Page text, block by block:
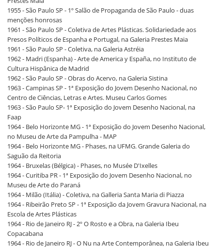
1955 - São Paulo SP - 1º Salão de Propaganda de São Paulo - duas
menções honrosas
1961 - São Paulo SP - Coletiva de Artes Plásticas. Solidariedade aos
Presos Políticos de Espanha e Portugal, na Galeria Prestes Maia
1961 - São Paulo SP - Coletiva, na Galeria Astréia
1962 - Madri (Espanha) - Arte de America y España, no Instituto de
Cultura Hispânica de Madrid
1962 - São Paulo SP - Obras do Acervo, na Galeria Sistina
1963 - Campinas SP - 1ª Exposição do Jovem Desenho Nacional, no
Centro de Ciências, Letras e Artes. Museu Carlos Gomes
1963 - São Paulo SP- 1ª Exposição do Jovem Desenho Nacional, na
Faap
1964 - Belo Horizonte MG - 1ª Exposição do Jovem Desenho Nacional,
no Museu de Arte da Pampulha - MAP
1964 - Belo Horizonte MG - Phases, na UFMG. Grande Galeria do
Saguão da Reitoria
1964 - Bruxelas (Bélgica) - Phases, no Musée D'Ixelles
1964 - Curitiba PR - 1ª Exposição do Jovem Desenho Nacional, no
Museu de Arte do Paraná
1964 - Milão (Itália) - Coletiva, na Galleria Santa Maria di Piazza
1964 - Ribeirão Preto SP - 1ª Exposição da Jovem Gravura Nacional, na
Escola de Artes Plásticas
1964 - Rio de Janeiro RJ - 2º O Rosto e a Obra, na Galeria Ibeu
Copacabana
1964 - Rio de Janeiro RJ - O Nu na Arte Contemporânea, na Galeria Ibeu